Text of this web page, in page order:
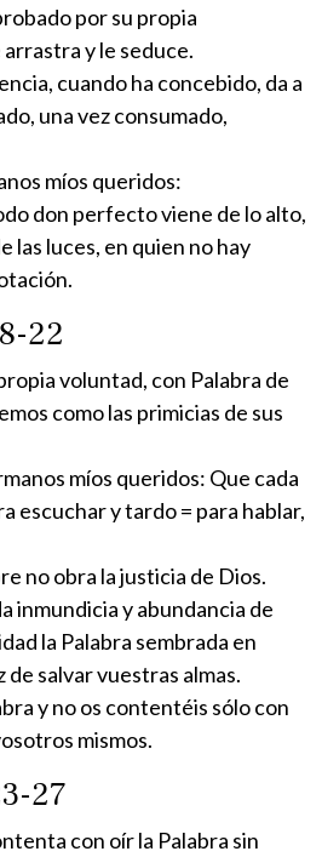
por su propia
y le seduce.
cuando ha concebido, da a
una vez consumado,
míos queridos:
don perfecto viene de lo alto,
las luces, en quien no hay
22
voluntad, con Palabra de
como las primicias de sus
míos queridos: Que cada
escuchar y tardo = para hablar,
no obra la justicia de Dios.
inmundicia y abundancia de
la Palabra sembrada en
salvar vuestras almas.
y no os contentéis sólo con
mismos.
27
con oír la Palabra sin